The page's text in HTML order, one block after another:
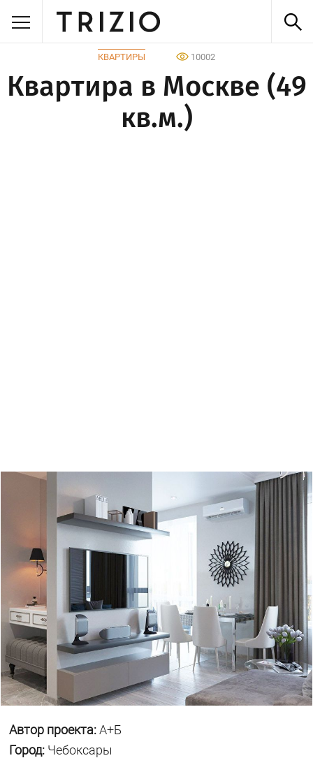
КВАРТИРЫ 10002
Квартира в Москве (49
кв.м.)
Автор проекта:А+Б
Город: Чебоксары